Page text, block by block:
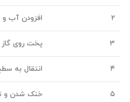
۲ افزودن آب
۳ پخت روی
۴ انتقال به
۵ خنک شدن و